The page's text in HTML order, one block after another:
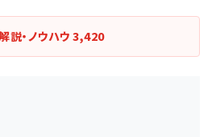
説・ノウハウ3,420